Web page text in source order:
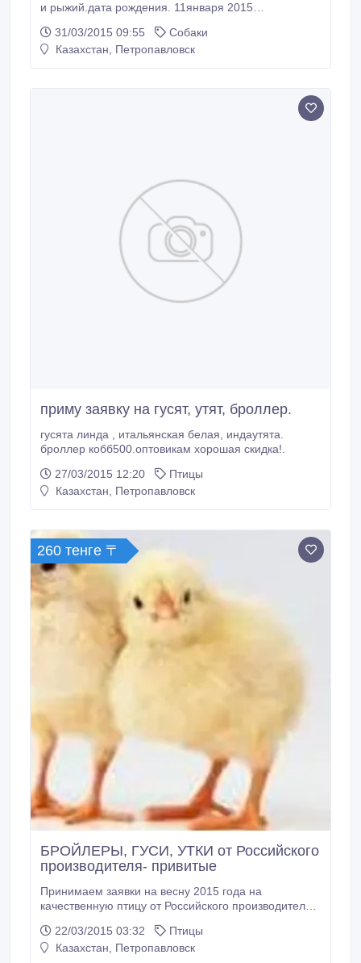
и рыжий.дата рождения. 11января 2015
дегельминтизацию.получены прививки.возможна
доставка в районы..
31/03/2015 09:55
Собаки
Казахстан, Петропавловск
приму заявку на гусят, утят, броллер.
гусята линда , итальянская белая, индаутята.
броллер кобб500.оптовикам хорошая скидка!.
27/03/2015 12:20
Птицы
Казахстан, Петропавловск
260 тенге 〒
БРОЙЛЕРЫ, ГУСИ, УТКИ от Российского
производителя- привитые
Принимаем заявки на весну 2015 года на
качественную птицу от Российского производителя
в наличии. Возможна доставка. Цены ниже
рыночных - звоните!!! Ищем оптовых покупателей..
22/03/2015 03:32
Птицы
Казахстан, Петропавловск